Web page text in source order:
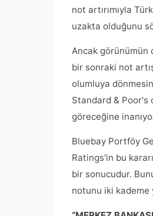
not artırımıyla
uzakta olduğunu
Ancak görünümün
bir sonraki not
olumluya
Standard & Poor's
göreceğine
Bluebay Portföy
Ratings'in bu
bir sonucudur.
notunu iki kademe